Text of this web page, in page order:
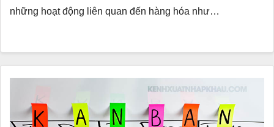
những hoạt động liên quan đến hàng hóa như…